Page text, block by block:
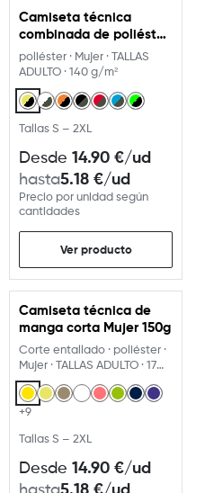
Camiseta técnica
combinada de poliéster
140g
poliéster · Mujer · TALLAS
ADULTO · 140 g/m²
Tallas S – 2XL
Desde 14.90 €/ud
hasta5.18 €/ud
Precio por unidad según
cantidades
Ver producto
Camiseta técnica de
manga corta Mujer 150g
Corte entallado · poliéster ·
Mujer · TALLAS ADULTO · 17
colores
+9
Tallas S – 2XL
Desde 14.90 €/ud
hasta5.18 €/ud